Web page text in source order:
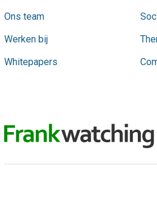
Ons team
Werken bij
Whitepapers